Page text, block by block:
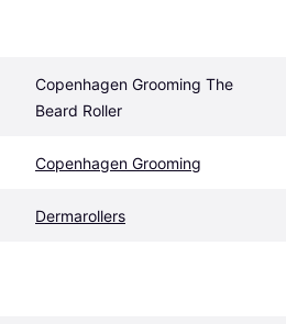
Copenhagen Grooming The
Beard Roller
Copenhagen Grooming
Dermarollers